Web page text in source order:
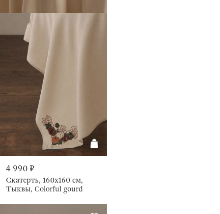
4 990 ₽
Скатерть, 160х160 см,
Тыквы, Colorful gourd